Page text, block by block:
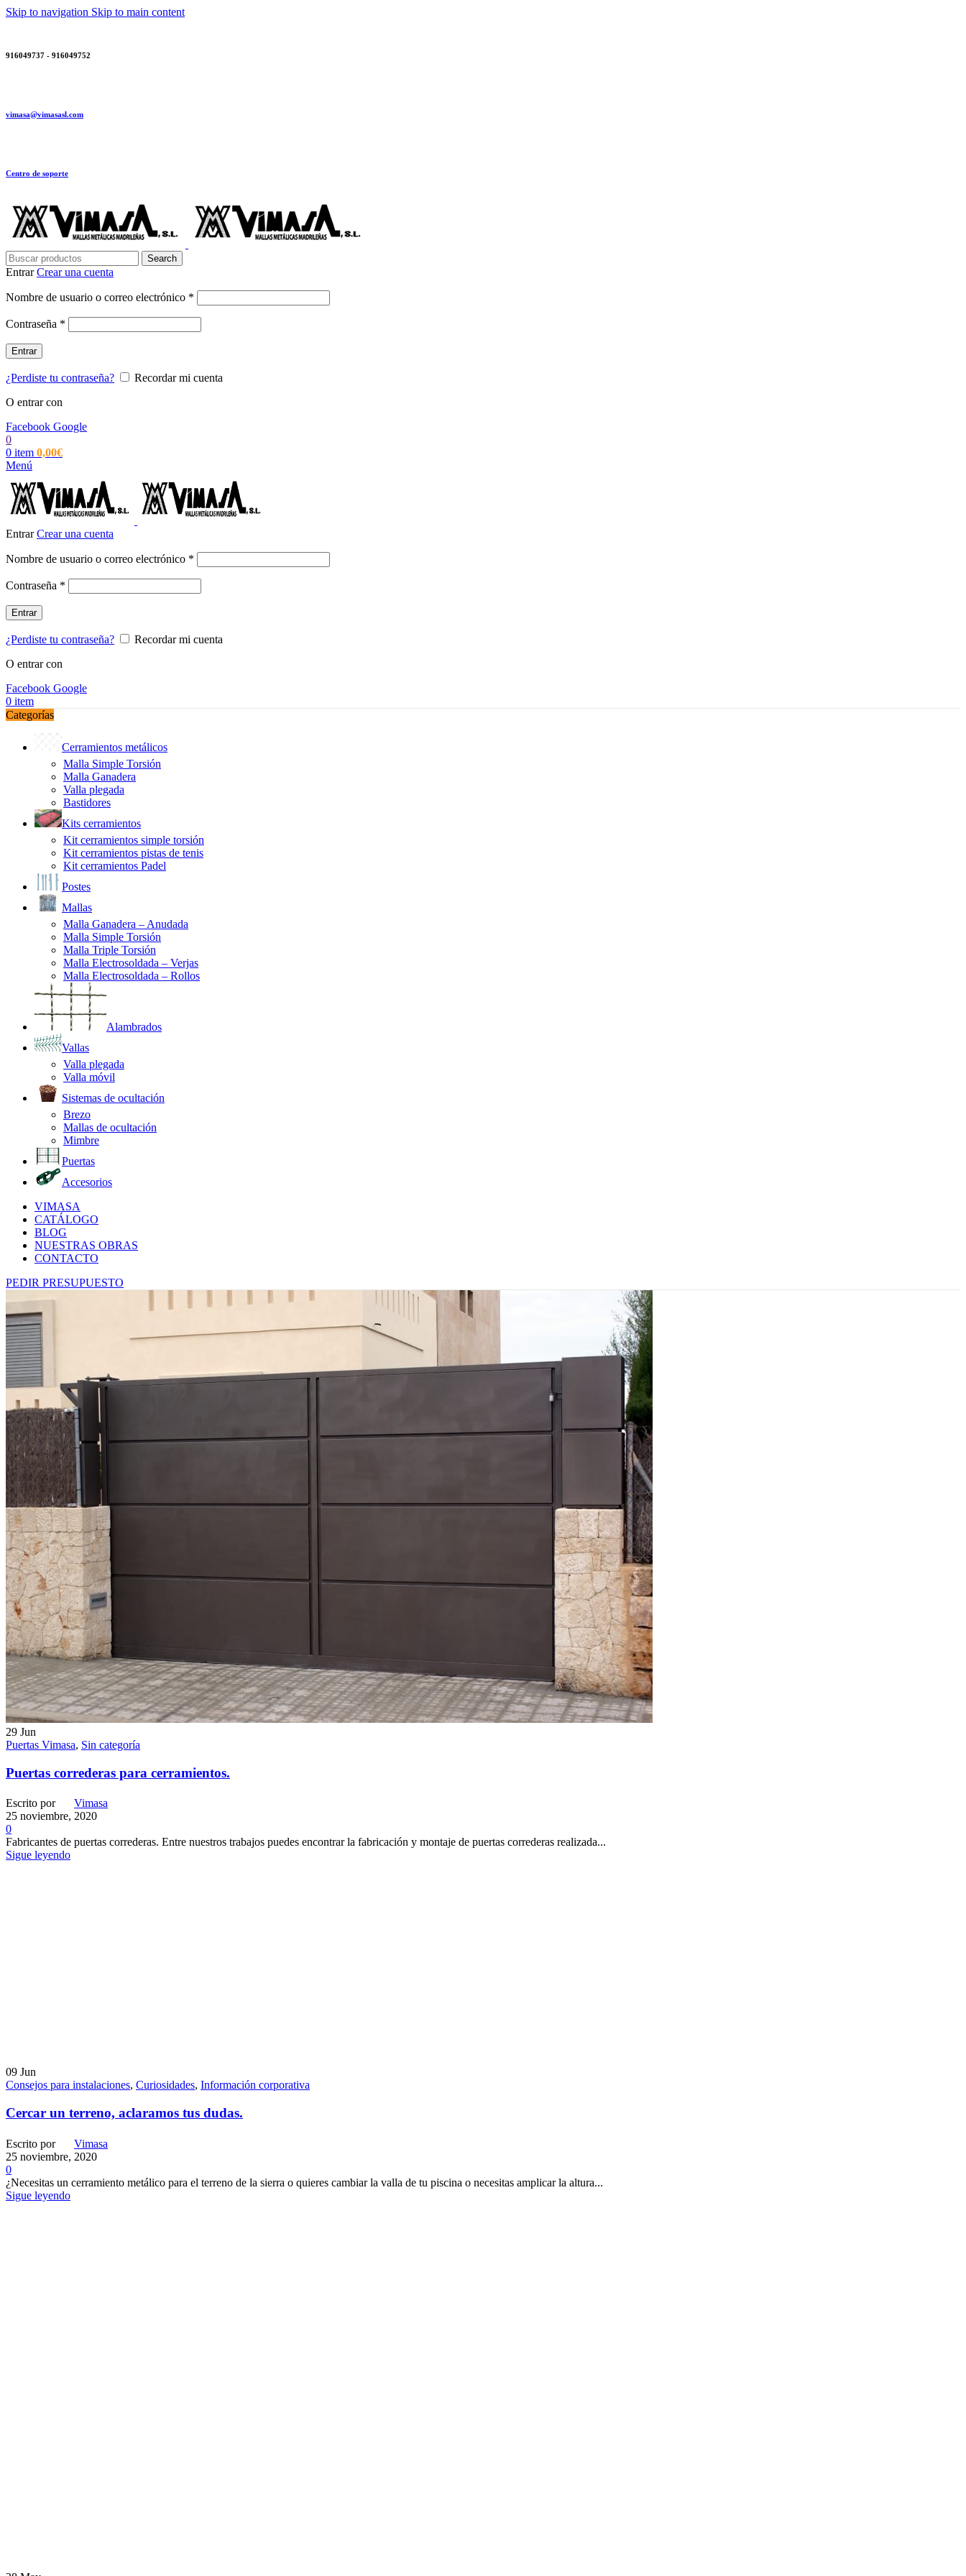
Skip to navigation Skip to main content
916049737 - 916049752
vimasa@vimasasl.com
Centro de soporte
Search
EntrarCrear una cuenta
Nombre de usuario o correo electrónico *
Contraseña *
Entrar
¿Perdiste tu contraseña?
Recordar mi cuenta
O entrar con
Facebook Google
0
0 item 0,00€
Menú
EntrarCrear una cuenta
Nombre de usuario o correo electrónico *
Contraseña *
Entrar
¿Perdiste tu contraseña?
Recordar mi cuenta
O entrar con
Facebook Google
0 item
Categorías
Cerramientos metálicos
Malla Simple Torsión
Malla Ganadera
Valla plegada
Bastidores
Kits cerramientos
Kit cerramientos simple torsión
Kit cerramientos pistas de tenis
Kit cerramientos Padel
Postes
Mallas
Malla Ganadera – Anudada
Malla Simple Torsión
Malla Triple Torsión
Malla Electrosoldada – Verjas
Malla Electrosoldada – Rollos
Alambrados
Vallas
Valla plegada
Valla móvil
Sistemas de ocultación
Brezo
Mallas de ocultación
Mimbre
Puertas
Accesorios
VIMASA
CATÁLOGO
BLOG
NUESTRAS OBRAS
CONTACTO
PEDIR PRESUPUESTO
29 Jun
Puertas Vimasa, Sin categoría
Puertas correderas para cerramientos.
Escrito por
Vimasa
25 noviembre, 2020
0
Fabricantes de puertas correderas. Entre nuestros trabajos puedes encontrar la fabricación y montaje de puertas correderas realizada...
Sigue leyendo
09 Jun
Consejos para instalaciones, Curiosidades, Información corporativa
Cercar un terreno, aclaramos tus dudas.
Escrito por
Vimasa
25 noviembre, 2020
0
¿Necesitas un cerramiento metálico para el terreno de la sierra o quieres cambiar la valla de tu piscina o necesitas amplicar la altura...
Sigue leyendo